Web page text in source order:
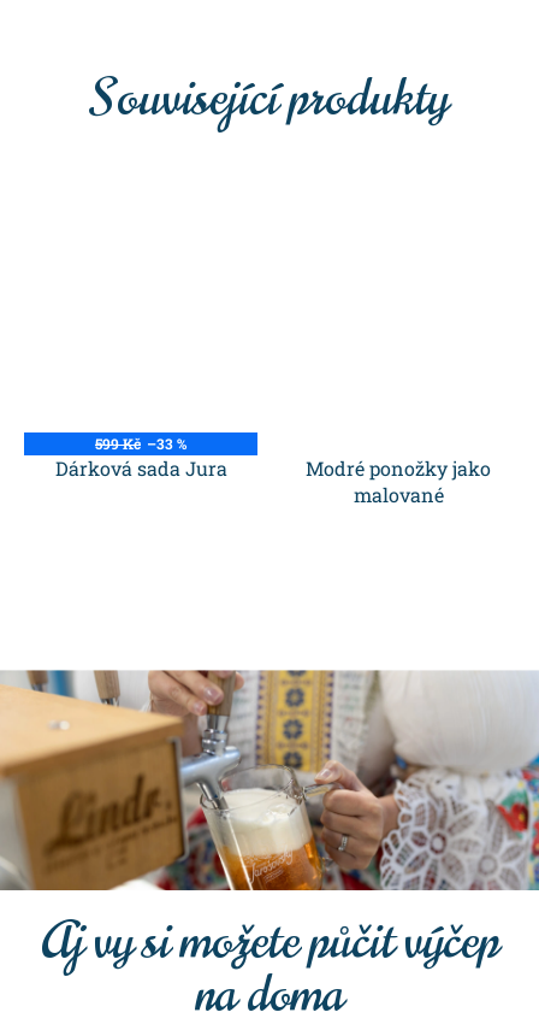
Aj vy si možete půčit výčep
na doma
Související produkty
599 Kč –33 %
Dárková sada Jura
Modré ponožky jako
malované